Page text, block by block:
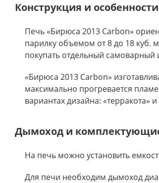
Конструкция и
Печь «Бирюса 2013 Carbon»
парилку объемом от 8 до 18 куб.
покупать отдельный самоварный
«Бирюса 2013 Carbon»
максимально прогревается
вариантах дизайна: «терракота»
Дымоход и
На печь можно установить
Для печи необходим дымоход